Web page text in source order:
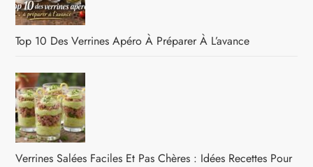
Top 10 Des Verrines Apéro À Préparer À L’avance
Verrines Salées Faciles Et Pas Chères : Idées Recettes Pour